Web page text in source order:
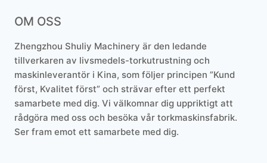
OM OSS
Zhengzhou Shuliy Machinery är den ledande
tillverkaren av livsmedels-torkutrustning och
maskinleverantör i Kina, som följer principen ”Kund
först, Kvalitet först” och strävar efter ett perfekt
samarbete med dig. Vi välkomnar dig uppriktigt att
rådgöra med oss och besöka vår torkmaskinsfabrik.
Ser fram emot ett samarbete med dig.